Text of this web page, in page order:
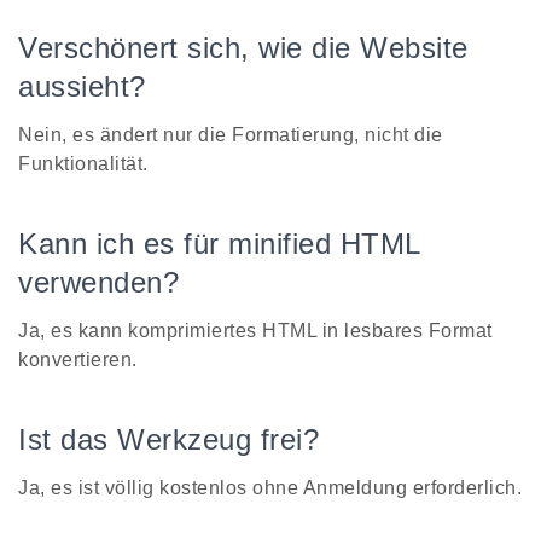
Verschönert sich, wie die Website
aussieht?
Nein, es ändert nur die Formatierung, nicht die
Funktionalität.
Kann ich es für minified HTML
verwenden?
Ja, es kann komprimiertes HTML in lesbares Format
konvertieren.
Ist das Werkzeug frei?
Ja, es ist völlig kostenlos ohne Anmeldung erforderlich.